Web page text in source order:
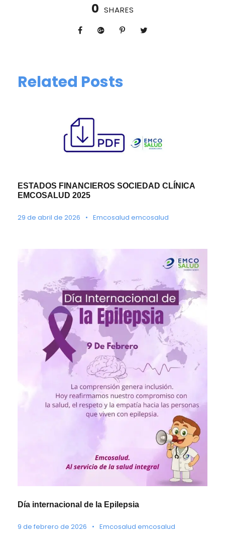
0 SHARES
Related Posts
ESTADOS FINANCIEROS SOCIEDAD CLÍNICA
EMCOSALUD 2025
29 de abril de 2026 • Emcosalud emcosalud
Día internacional de la Epilepsia
9 de febrero de 2026 • Emcosalud emcosalud